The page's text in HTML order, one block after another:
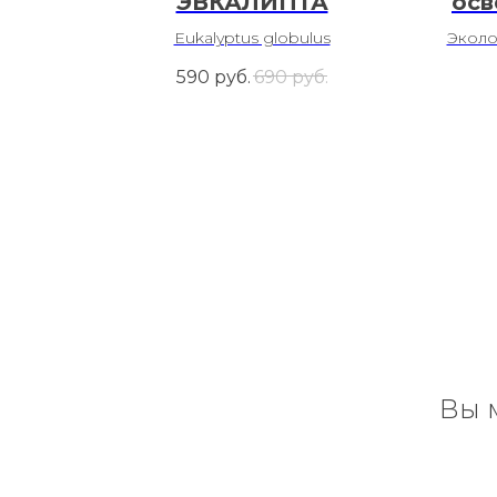
Eukalyptus globulus
590 руб.690 руб.
Вы